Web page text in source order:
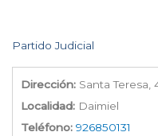
Partido Judicial
Dirección: Santa Teresa,
Localidad: Daimiel
Teléfono: 926850131